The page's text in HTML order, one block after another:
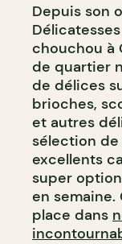
PÂTISSERIE
CAVISTE
Depuis son
chouchou à
de quartier
de délices
brioches,
et autres
sélection
excellents
super
en
place dans